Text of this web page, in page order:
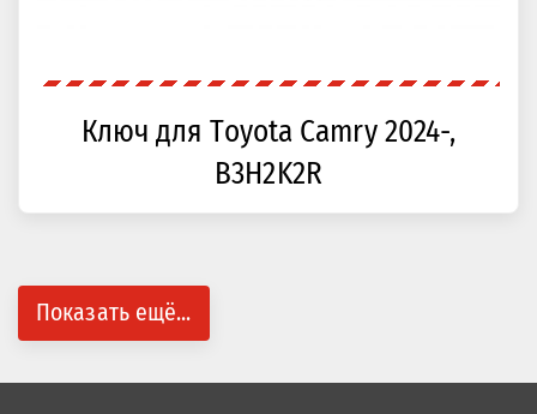
Ключ для Toyota Camry 2024-,
B3H2K2R
Показать ещё...